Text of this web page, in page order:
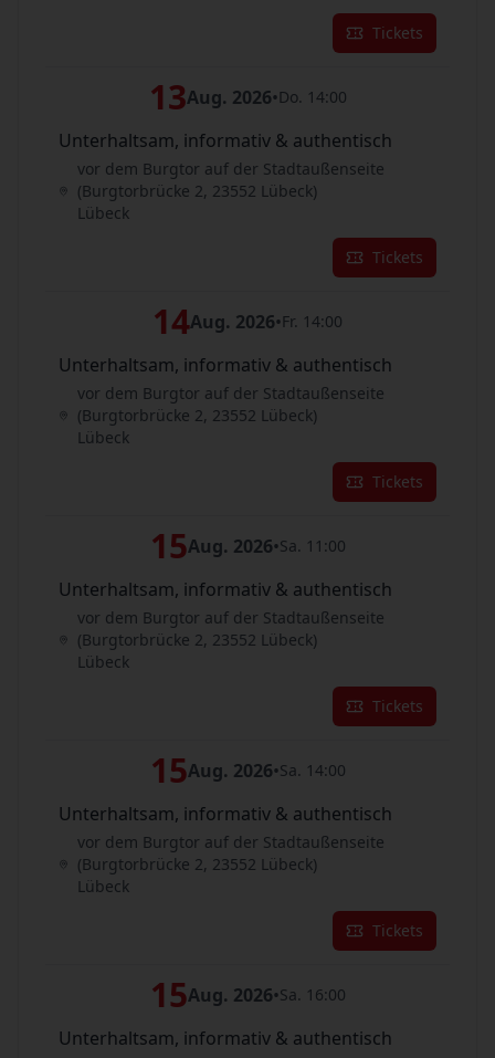
Tickets
13Aug. 2026•Do. 14:00
Unterhaltsam, informativ & authentisch
vor dem Burgtor auf der Stadtaußenseite
(Burgtorbrücke 2, 23552 Lübeck)
Lübeck
Tickets
14Aug. 2026•Fr. 14:00
Unterhaltsam, informativ & authentisch
vor dem Burgtor auf der Stadtaußenseite
(Burgtorbrücke 2, 23552 Lübeck)
Lübeck
Tickets
15Aug. 2026•Sa. 11:00
Unterhaltsam, informativ & authentisch
vor dem Burgtor auf der Stadtaußenseite
(Burgtorbrücke 2, 23552 Lübeck)
Lübeck
Tickets
15Aug. 2026•Sa. 14:00
Unterhaltsam, informativ & authentisch
vor dem Burgtor auf der Stadtaußenseite
(Burgtorbrücke 2, 23552 Lübeck)
Lübeck
Tickets
15Aug. 2026•Sa. 16:00
Unterhaltsam, informativ & authentisch